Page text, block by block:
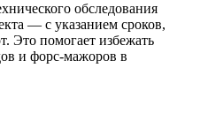
обследования
— с указанием сроков,
Это помогает избежать
и форс-мажоров в